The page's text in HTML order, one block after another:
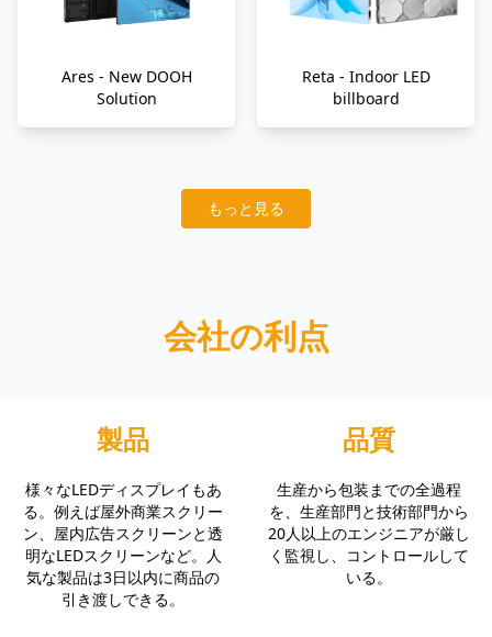
Ares - New DOOH
Solution
Reta - Indoor LED
billboard
もっと見る
会社の利点
製品
様々なLEDディスプレイもあ
る。例えば屋外商業スクリー
ン、屋内広告スクリーンと透
明なLEDスクリーンなど。人
気な製品は3日以内に商品の
引き渡しできる。
品質
生産から包装までの全過程
を、生産部門と技術部門から
20人以上のエンジニアが厳し
く監視し、コントロールして
いる。